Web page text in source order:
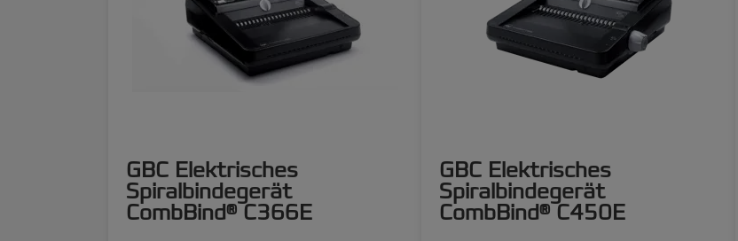
GBC Elektrisches
Spiralbindegerät
CombBind® C366E
GBC Elektrisches
Spiralbindegerät
CombBind® C450E